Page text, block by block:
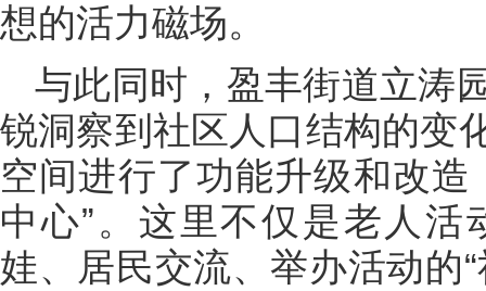
想的活力磁场。
与此同时，盈丰街道立涛
锐洞察到社区人口结构的变
空间进行了功能升级和改
中心”。这里不仅是老人
娃、居民交流、举办活动的